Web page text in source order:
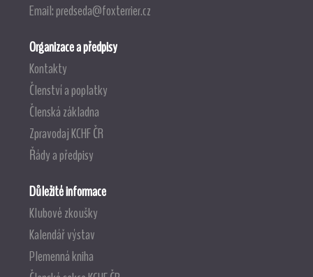
Email:predseda@foxterrier.cz
Organizace a předpisy
Kontakty
Členství a poplatky
Členská základna
Zpravodaj KCHF ČR
Řády a předpisy
Důležité informace
Klubové zkoušky
Kalendář výstav
Plemenná kniha